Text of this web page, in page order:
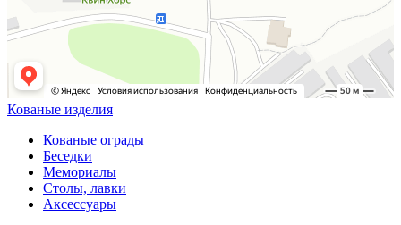
Кованые изделия
Кованые ограды
Беседки
Мемориалы
Столы, лавки
Аксессуары